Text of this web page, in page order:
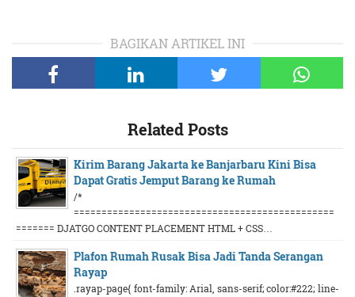
BAGIKAN ARTIKEL INI
Related Posts
Kirim Barang Jakarta ke Banjarbaru Kini Bisa
Dapat Gratis Jemput Barang ke Rumah
/*
===============================================
======= DJATGO CONTENT PLACEMENT HTML + CSS…
Plafon Rumah Rusak Bisa Jadi Tanda Serangan
Rayap
.rayap-page{ font-family: Arial, sans-serif; color:#222; line-